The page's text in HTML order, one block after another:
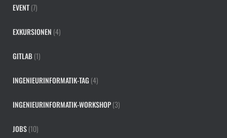
EVENT(7)
EXKURSIONEN (4)
GITLAB(1)
INGENIEURINFORMATIK-TAG (4)
INGENIEURINFORMATIK-WORKSHOP(3)
JOBS(10)